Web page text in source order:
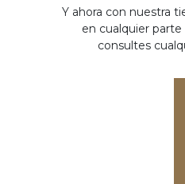
Y ahora con nuestra
en cualquier
consultes